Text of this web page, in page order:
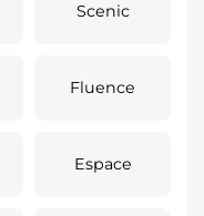
Scenic
Fluence
Espace